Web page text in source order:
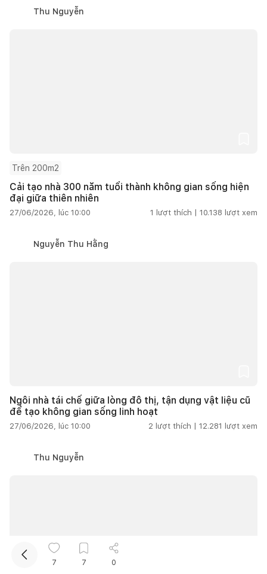
Thu Nguyễn
Trên 200m2
Cải tạo nhà 300 năm tuổi thành không gian sống hiện
đại giữa thiên nhiên
27/06/2026, lúc 10:00 1 lượt thích | 10.138 lượt xem
Nguyễn Thu Hằng
Ngôi nhà tái chế giữa lòng đô thị, tận dụng vật liệu cũ
để tạo không gian sống linh hoạt
27/06/2026, lúc 10:00 2 lượt thích | 12.281 lượt xem
Thu Nguyễn
7 7 0
Kết nối thiết kế, thi công